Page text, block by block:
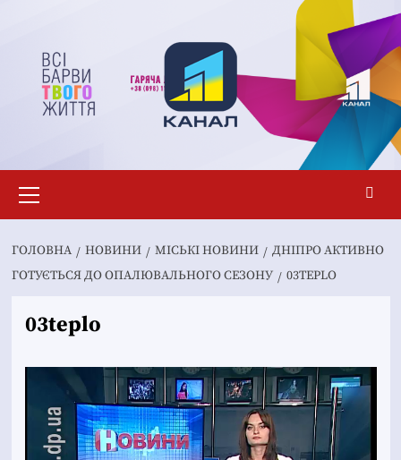
вмісту
меню
ГОЛОВНА НОВИНИ MІСЬКІ НОВИНИ
ДНІПРО АКТИВНО
ГОТУЄТЬСЯ ДО ОПАЛЮВАЛЬНОГО СЕЗОНУ
03TEPLO
03teplo
Відеопрогравач